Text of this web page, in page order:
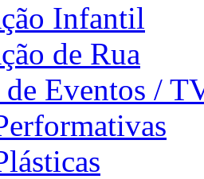
Infantil
de Rua
Eventos /